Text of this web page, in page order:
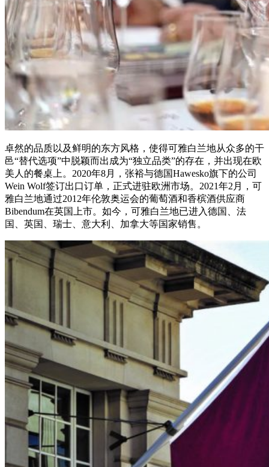
卓然的品质以及鲜明的东方风格，使得可雅白兰地从众多的干
邑“替代选项”中脱颖而出成为“独立品类”的存在，并出现在欧
美人的餐桌上。2020年8月，张裕与德国Hawesko旗下的公司
Wein Wolf签订出口订单，正式进驻欧洲市场。2021年2月，可
雅白兰地通过2012年伦敦奥运会的葡萄酒和香槟酒供应商
Bibendum在英国上市。如今，可雅白兰地已进入德国、法
国、英国、瑞士、意大利、加拿大等国家销售。